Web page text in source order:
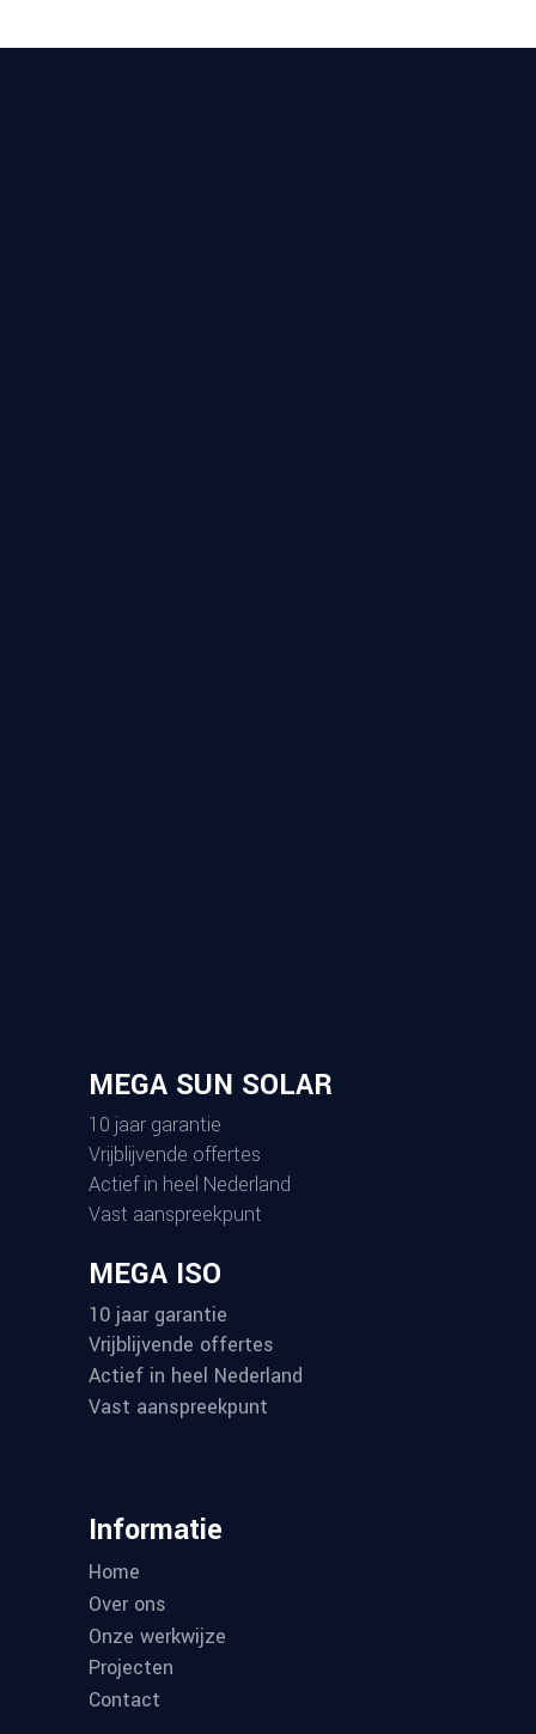
MEGA SUN SOLAR
10 jaar garantie
Vrijblijvende offertes
Actief in heel Nederland
Vast aanspreekpunt
MEGA ISO
10 jaar garantie
Vrijblijvende offertes
Actief in heel Nederland
Vast aanspreekpunt
Informatie
Home
Over ons
Onze werkwijze
Projecten
Contact